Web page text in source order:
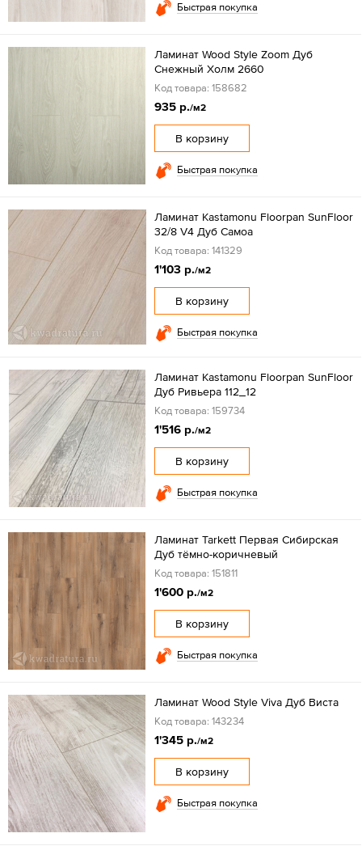
Быстрая покупка
Ламинат Wood Style Zoom Дуб
Снежный Холм 2660
Код товара: 158682
935 р./м2
В корзину
Быстрая покупка
Ламинат Kastamonu Floorpan SunFloor
32/8 V4 Дуб Самоа
Код товара: 141329
1'103 р./м2
В корзину
Быстрая покупка
Ламинат Kastamonu Floorpan SunFloor
Дуб Ривьера 112_12
Код товара: 159734
1'516 р./м2
В корзину
Быстрая покупка
Ламинат Tarkett Первая Сибирская
Дуб тёмно-коричневый
Код товара: 151811
1'600 р./м2
В корзину
Быстрая покупка
Ламинат Wood Style Viva Дуб Виста
Код товара: 143234
1'345 р./м2
В корзину
Быстрая покупка